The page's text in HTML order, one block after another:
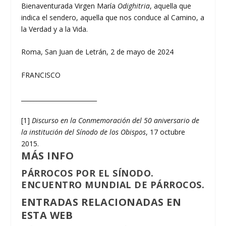
Bienaventurada Virgen María Odighitria, aquella que
indica el sendero, aquella que nos conduce al Camino, a
la Verdad y a la Vida.
Roma, San Juan de Letrán, 2 de mayo de 2024
FRANCISCO
[1] Discurso en la Conmemoración del 50 aniversario de
la institución del Sínodo de los Obispos, 17 octubre
2015.
MÁS INFO
PÁRROCOS POR EL SÍNODO.
ENCUENTRO MUNDIAL DE PÁRROCOS.
ENTRADAS RELACIONADAS EN
ESTA WEB